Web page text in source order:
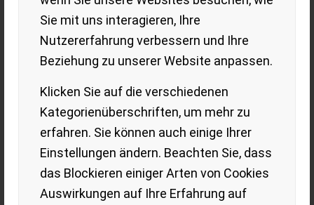
Sie mit uns interagieren, Ihre
Nutzererfahrung verbessern und Ihre
Beziehung zu unserer Website anpassen.
Klicken Sie auf die verschiedenen
Kategorienüberschriften, um mehr zu
erfahren. Sie können auch einige Ihrer
Einstellungen ändern. Beachten Sie, dass
das Blockieren einiger Arten von Cookies
Auswirkungen auf Ihre Erfahrung auf
gefertigt – passend zu Marke, Anlass und
Zielgruppe.
mapi – wir bringen Ideen zum Laufen,
SYMPATHIETRÄGER